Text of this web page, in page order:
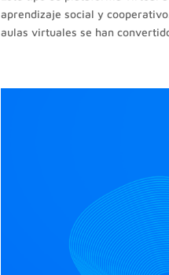
aprendizaje social y
aulas virtuales se han